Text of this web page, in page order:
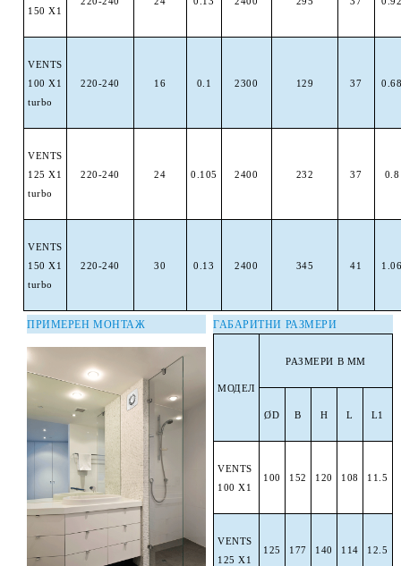
150 X1
VENTS
100 X1
turbo
220-240 16 0.1 2300 129 37
VENTS
125 X1
turbo
220-240 24 0.105 2400 232 37 0.8
VENTS
150 X1
turbo
220-240 30 0.13 2400 345 41
ПРИМЕРЕН МОНТАЖ ГАБАРИТНИ РАЗМЕРИ
МОДЕЛ
РАЗМЕРИ В ММ
ØD B H L L1
VENTS
100X1
100 152 120 108 11.5
VENTS
125X1
125 177 140 114 12.5